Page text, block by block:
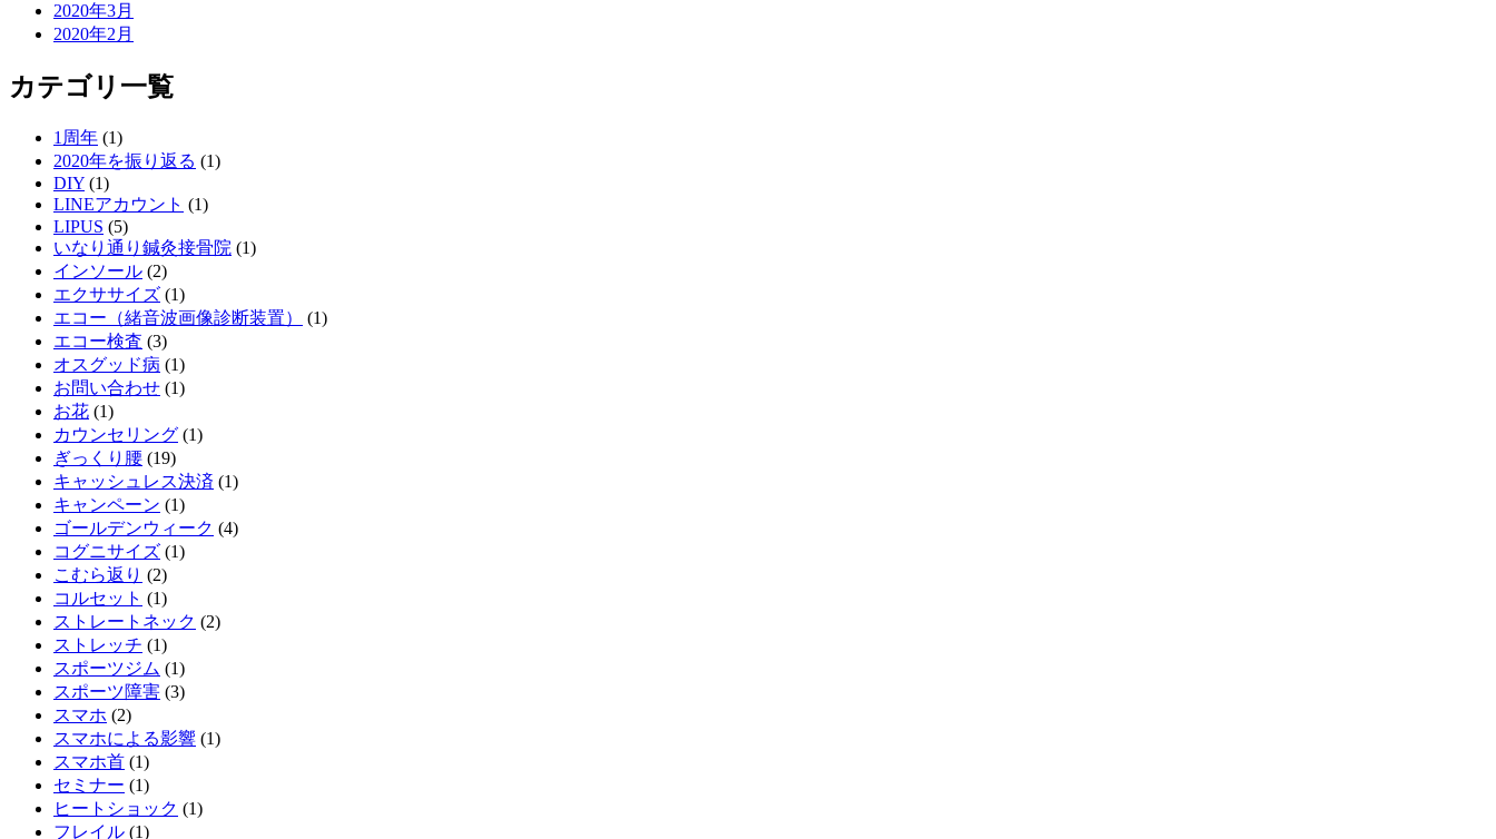
2020年3月
2020年2月
カテゴリ一覧
1周年 (1)
2020年を振り返る (1)
DIY (1)
LINEアカウント (1)
LIPUS (5)
いなり通り鍼灸接骨院 (1)
インソール (2)
エクササイズ (1)
エコー（緒音波画像診断装置）
(1)
エコー検査 (3)
オスグッド病 (1)
お問い合わせ (1)
お花 (1)
カウンセリング (1)
ぎっくり腰 (19)
キャッシュレス決済 (1)
キャンペーン (1)
ゴールデンウィーク (4)
コグニサイズ (1)
こむら返り (2)
コルセット (1)
ストレートネック (2)
ストレッチ (1)
スポーツジム (1)
スポーツ障害 (3)
スマホ (2)
スマホによる影響 (1)
スマホ首 (1)
セミナー (1)
ヒートショック (1)
フレイル (1)